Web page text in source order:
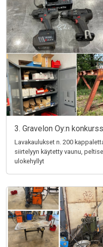
3. Gravelon Oy:n
Lavakaulukset n. 200
siirtelyyn käytetty vaunu,
ulokehyllyt